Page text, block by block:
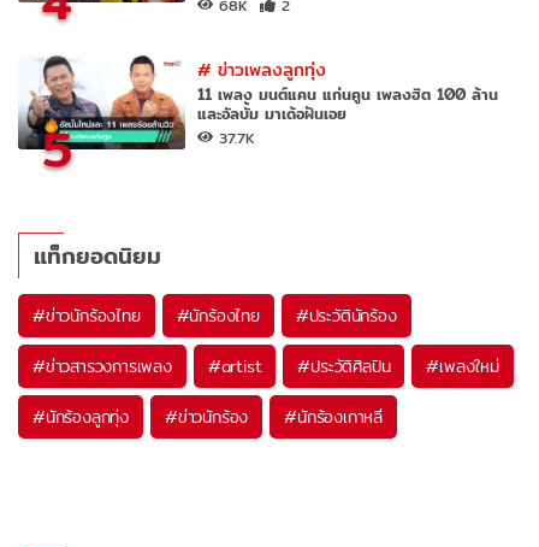
68K 2
5
#ข่าวเพลงลูกทุ่ง
11 เพลง มนต์แคน แก่นคูน เพลงฮิต 100 ล้าน
และอัลบั้ม มาเด้อฝันเอย
37.7K
แท็กยอดนิยม
#ข่าวนักร้องไทย #นักร้องไทย #ประวัตินักร้อง
#ข่าวสารวงการเพลง #artist #ประวัติศิลปิน #เพลงใหม่
#นักร้องลูกทุ่ง #ข่าวนักร้อง #นักร้องเกาหลี